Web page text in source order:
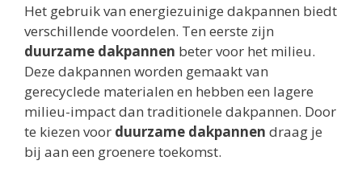
Het gebruik van energiezuinige dakpannen biedt
verschillende voordelen. Ten eerste zijn
duurzame dakpannen beter voor het milieu.
Deze dakpannen worden gemaakt van
gerecyclede materialen en hebben een lagere
milieu-impact dan traditionele dakpannen. Door
te kiezen voor duurzame dakpannen draag je
bij aan een groenere toekomst.